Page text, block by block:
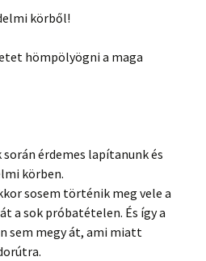
körből!
hömpölyögni a maga
érdemes lapítanunk és
körben.
sosem történik meg vele a
a sok próbatételen. És így a
sem megy át, ami miatt